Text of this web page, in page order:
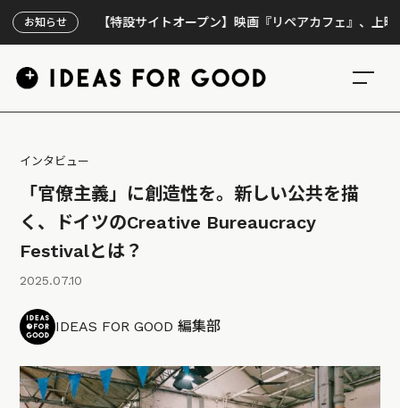
お知らせ
【特設サイトオープン】映画『リペアカフェ』、上映300回の先で
インタビュー
「官僚主義」に創造性を。新しい公共を描
く、ドイツのCreative Bureaucracy
Festivalとは？
2025.07.10
IDEAS FOR GOOD 編集部